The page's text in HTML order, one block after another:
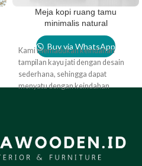
Meja kopi ruang tamu
minimalis natural
Buy via WhatsApp
Kami memadukan keindahan
tampilan kayu jati dengan desain
sederhana, sehingga dapat
menyatu dengan keindahan
menemani Anda duduk bersama
keluarga .